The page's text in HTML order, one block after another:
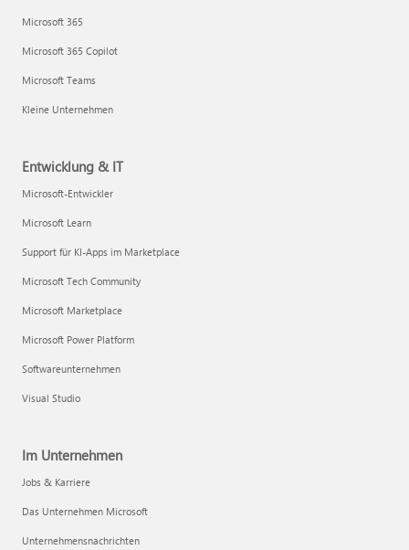
Microsoft 365
Microsoft 365 Copilot
Microsoft Teams
Kleine Unternehmen
Entwicklung & IT
Microsoft-Entwickler
Microsoft Learn
Support für KI-Apps im Marketplace
Microsoft Tech Community
Microsoft Marketplace
Microsoft Power Platform
Softwareunternehmen
Visual Studio
Im Unternehmen
Jobs & Karriere
Das Unternehmen Microsoft
Unternehmensnachrichten